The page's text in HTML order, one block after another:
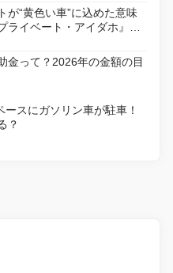
が“黄色い車”に込めた意味
ライベート・アイダホ』が
ー版で復活
金って？2026年の金額の目
ースにガソリン車が駐車！
？